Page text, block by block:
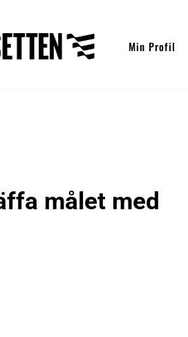
Min Profil
målet med